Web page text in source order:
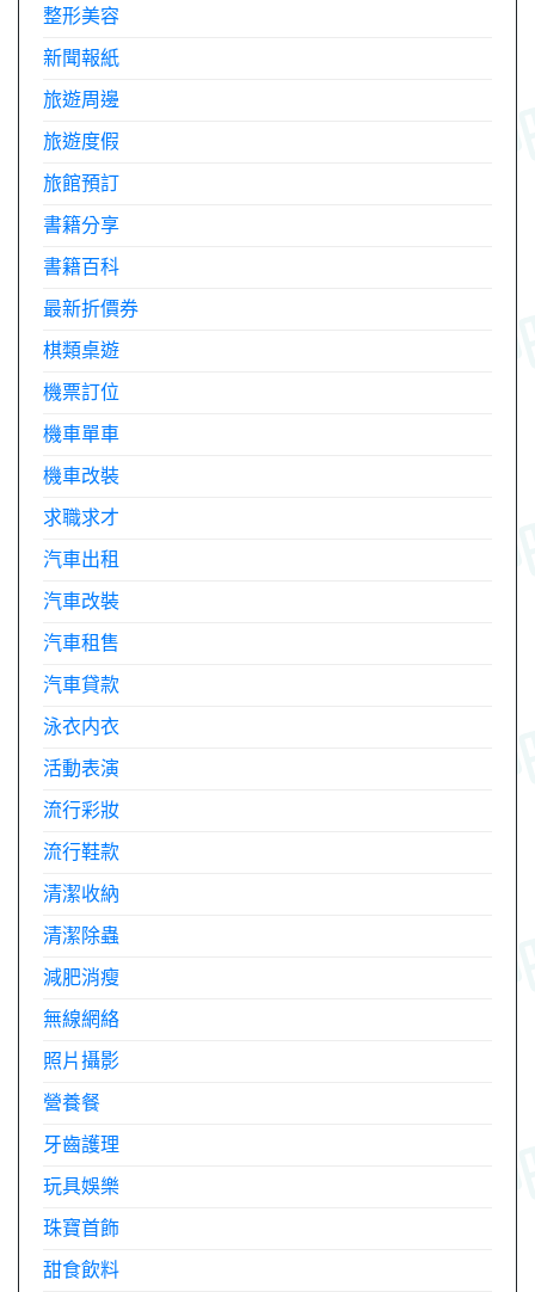
整形美容
新聞報紙
旅遊周邊
旅遊度假
旅館預訂
書籍分享
書籍百科
最新折價券
棋類桌遊
機票訂位
機車單車
機車改裝
求職求才
汽車出租
汽車改裝
汽車租售
汽車貸款
泳衣内衣
活動表演
流行彩妝
流行鞋款
清潔收納
清潔除蟲
減肥消瘦
無線網絡
照片攝影
營養餐
牙齒護理
玩具娛樂
珠寶首飾
甜食飲料